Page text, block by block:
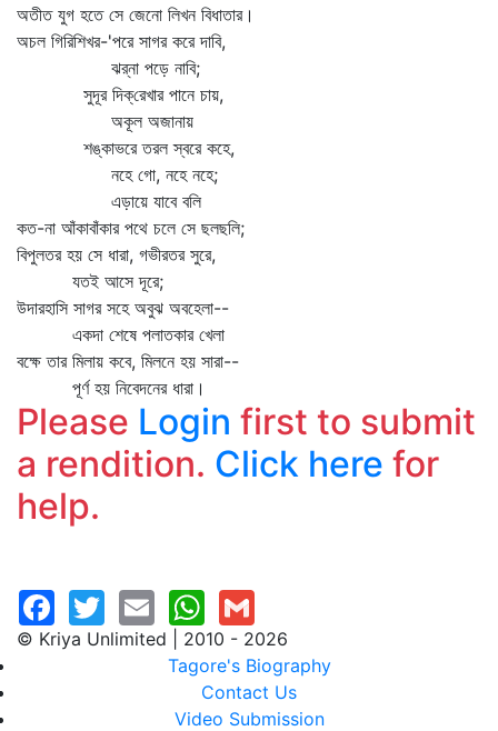
অতীত যুগ হতে সে জেনো লিখন বিধাতার।
অচল গিরিশিখর-'পরে সাগর করে দাবি,
ঝর্‌না পড়ে নাবি;
সুদূর দিক্‌রেখার পানে চায়,
অকূল অজানায়
শঙ্কাভরে তরল স্বরে কহে,
নহে গো, নহে নহে;
এড়ায়ে যাবে বলি
কত-না আঁকাবাঁকার পথে চলে সে ছলছলি;
বিপুলতর হয় সে ধারা, গভীরতর সুরে,
যতই আসে দূরে;
উদারহাসি সাগর সহে অবুঝ অবহেলা--
একদা শেষে পলাতকার খেলা
বক্ষে তার মিলায় কবে, মিলনে হয় সারা--
পূর্ণ হয় নিবেদনের ধারা।
Please Login first to submit
a rendition. Click here for
help.
© Kriya Unlimited | 2010 - 2026
Tagore's Biography
Contact Us
Video Submission